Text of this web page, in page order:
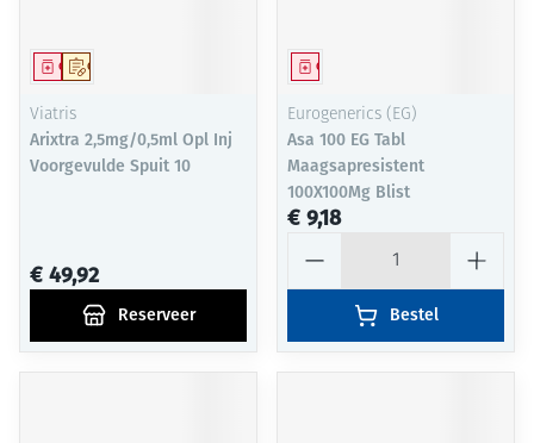
Op voorschrift
Geneesmiddel
Viatris
Arixtra 2,5mg/0,5ml Opl Inj
Voorgevulde Spuit 10
€ 49,92
Reserveer
Geneesmiddel
Eurogenerics (EG)
Asa 100 EG Tabl
Maagsapresistent
100X100Mg Blist
€ 9,18
Bestel